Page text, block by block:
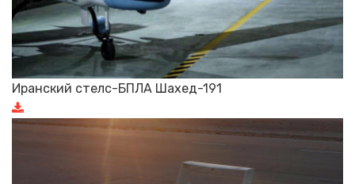
Иранский стелс-БПЛА Шахед-191